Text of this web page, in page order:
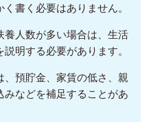
書く必要はありません。
養人数が多い場合は、生活
明する必要があります。
預貯金、家賃の低さ、親
などを補足することがあ